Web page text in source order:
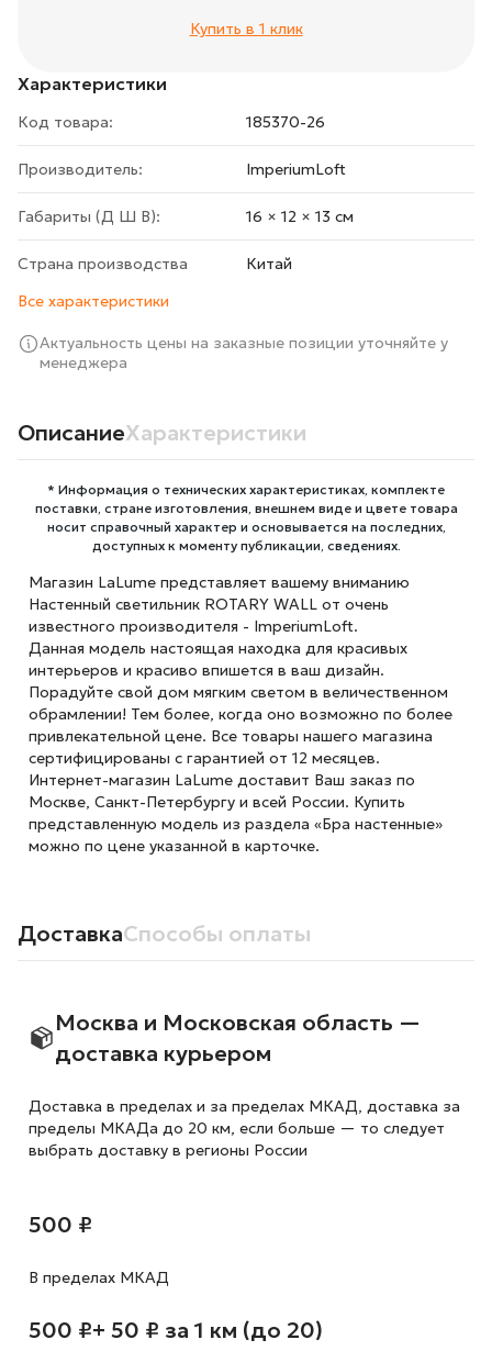
Характеристики
Код товара: 185370-26
Производитель: ImperiumLoft
Габариты (Д Ш В): 16 × 12 × 13 cм
Страна производства
Китай
Все характеристики
Актуальность цены на заказные позиции уточняйте у
менеджера
Купить в 1 клик
ОписаниеХарактеристики
* Информация о технических характеристиках, комплекте
поставки, стране изготовления, внешнем виде и цвете товара
носит справочный характер и основывается на последних,
доступных к моменту публикации, сведениях.
Магазин LaLume представляет вашему вниманию
Настенный светильник ROTARY WALL от очень
известного производителя - ImperiumLoft.
Данная модель настоящая находка для красивых
интерьеров и красиво впишется в ваш дизайн.
Порадуйте свой дом мягким светом в величественном
обрамлении! Тем более, когда оно возможно по более
привлекательной цене. Все товары нашего магазина
сертифицированы с гарантией от 12 месяцев.
Интернет-магазин LaLume доставит Ваш заказ по
Москве, Санкт-Петербургу и всей России. Купить
представленную модель из раздела «Бра настенные»
можно по цене указанной в карточке.
ДоставкаСпособы оплаты
Москва и Московская область —
доставка курьером
Доставка в пределах и за пределах МКАД, доставка за
пределы МКАДа до 20 км, если больше — то следует
выбрать доставку в регионы России
500 ₽
В пределах МКАД
500 ₽+ 50 ₽ за 1 км (до 20)